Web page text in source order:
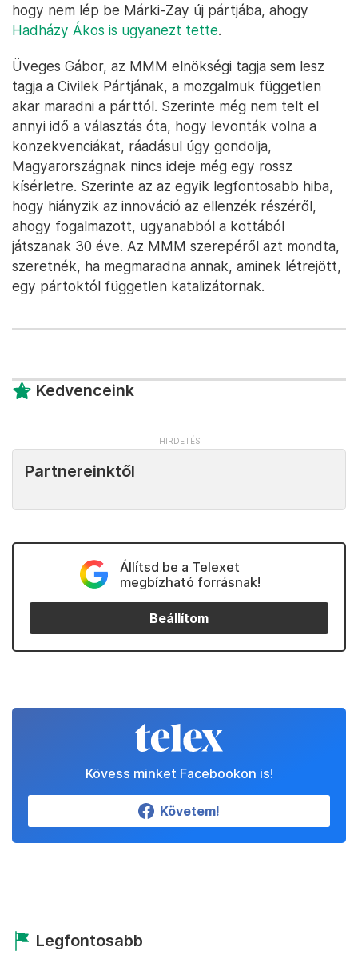
hogy nem lép be Márki-Zay új pártjába, ahogy
Hadházy Ákos is ugyanezt tette.
Üveges Gábor, az MMM elnökségi tagja sem lesz
tagja a Civilek Pártjának, a mozgalmuk független
akar maradni a párttól. Szerinte még nem telt el
annyi idő a választás óta, hogy levonták volna a
konzekvenciákat, ráadásul úgy gondolja,
Magyarországnak nincs ideje még egy rossz
kísérletre. Szerinte az az egyik legfontosabb hiba,
hogy hiányzik az innováció az ellenzék részéről,
ahogy fogalmazott, ugyanabból a kottából
játszanak 30 éve. Az MMM szerepéről azt mondta,
szeretnék, ha megmaradna annak, aminek létrejött,
egy pártoktól független katalizátornak.
Kedvenceink
Partnereinktől
Állítsd be a Telexet
megbízható forrásnak!
Beállítom
Kövess minket Facebookon is!
Követem!
Legfontosabb